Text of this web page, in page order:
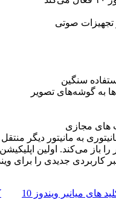
به گوشه‌های تصویر
درنظر گرفته است که بسیار قابل
های میانبر ویندوز 10